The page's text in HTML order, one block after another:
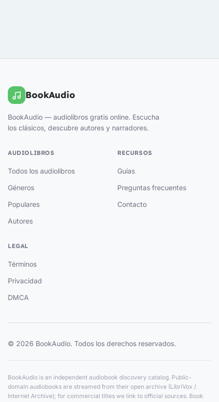
BookAudio
BookAudio — audiolibros gratis online. Escucha
los clásicos, descubre autores y narradores.
AUDIOLIBROS
Todos los audiolibros
Géneros
Populares
Autores
RECURSOS
Guías
Preguntas frecuentes
Contacto
LEGAL
Términos
Privacidad
DMCA
© 2026 BookAudio. Todos los derechos reservados.
BookAudio is an independent audiobook discovery catalog. Public-
domain audiobooks are streamed from their open archive (LibriVox /
Internet Archive); for commercial titles we link to official sources. Book